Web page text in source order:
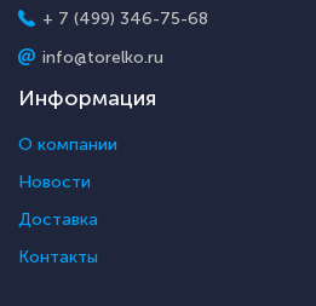
+ 7 (499) 346-75-68
info@torelko.ru
Информация
О компании
Новости
Доставка
Контакты